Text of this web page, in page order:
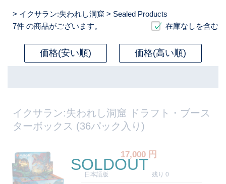
> イクサラン:失われし洞窟 > Sealed Products
7件 の商品がございます。 在庫なしを含む
価格(安い順) 価格(高い順)
イクサラン:失われし洞窟 ドラフト・ブース
ターボックス (36パック入り)
17,000円
日本語版 残り 0
SOLDOUT